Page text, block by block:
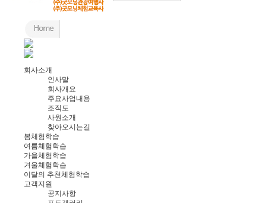
회사소개
인사말
회사개요
주요사업내용
조직도
사원소개
찾아오시는길
봄체험학습
여름체험학습
가을체험학습
겨울체험학습
이달의 추천체험학습
고객지원
공지사항